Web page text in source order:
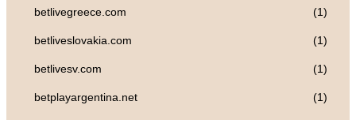
betlivegreece.com (1)
betliveslovakia.com (1)
betlivesv.com (1)
betplayargentina.net (1)